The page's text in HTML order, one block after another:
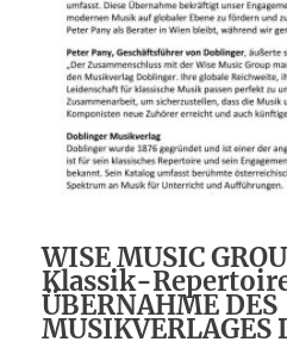
WISE MUSIC
Klassik-
ÜBERNAHME DES
MUSIKVERLAGES